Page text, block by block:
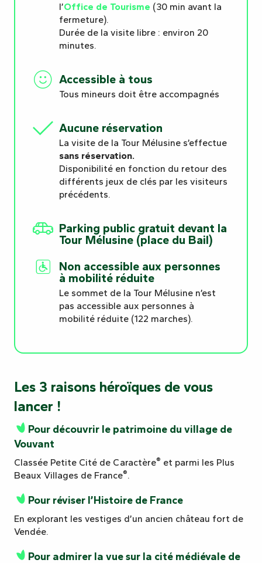
l’Office de Tourisme (30 min avant la
fermeture).
Durée de la visite libre : environ 20
minutes.
Accessible à tous
Tous mineurs doit être accompagnés
Aucune réservation
La visite de la Tour Mélusine s’effectue
sans réservation.
Disponibilité en fonction du retour des
différents jeux de clés par les visiteurs
précédents.
Parking public gratuit devant la
Tour Mélusine (place du Bail)
Non accessible aux personnes
à mobilité réduite
Le sommet de la Tour Mélusine n’est
pas accessible aux personnes à
mobilité réduite (122 marches).
Les 3 raisons héroïques de vous
lancer !
Pour découvrir le patrimoine du village de
Vouvant
Classée Petite Cité de Caractère® et parmi les Plus
Beaux Villages de France®.
Pour réviser l’Histoire de France
En explorant les vestiges d’un ancien château fort de
Vendée.
Pour admirer la vue sur la cité médiévale de